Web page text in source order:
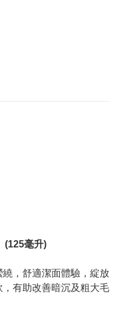
(125毫升)
，舒適潔面體驗，綻放
有助改善暗沉及粗大毛